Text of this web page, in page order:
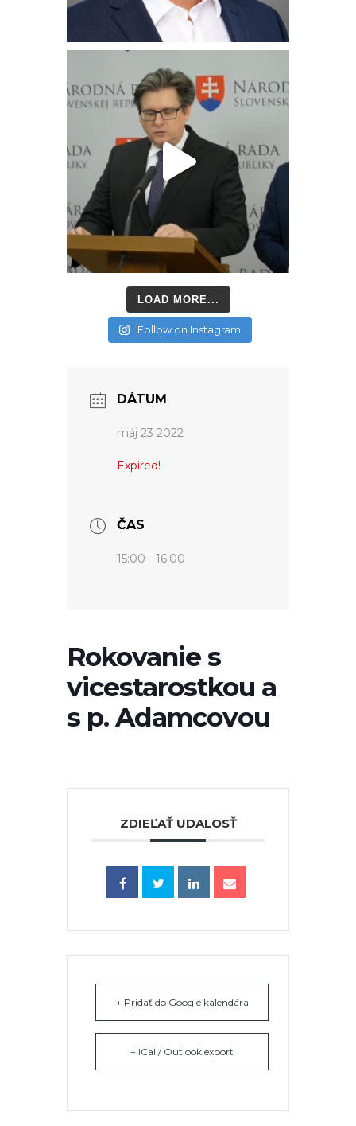
LOAD MORE...
Follow on Instagram
DÁTUM
máj 23 2022
Expired!
ČAS
15:00 - 16:00
Rokovanie s
vicestarostkou a
s p. Adamcovou
ZDIEĽAŤ UDALOSŤ
+ Pridať do Google kalendára
+ iCal / Outlook export